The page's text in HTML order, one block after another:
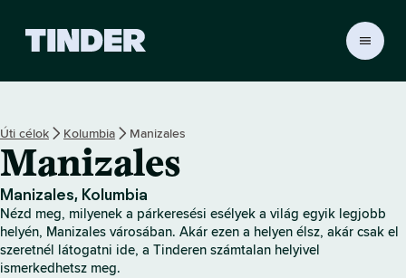
r
K
e
d
ő
o
Úti célok Kolumbia Manizales
Manizales
Manizales, Kolumbia
Nézd meg, milyenek a párkeresési esélyek a világ egyik legjobb
helyén, Manizales városában. Akár ezen a helyen élsz, akár csak el
szeretnél látogatni ide, a Tinderen számtalan helyivel
ismerkedhetsz meg.